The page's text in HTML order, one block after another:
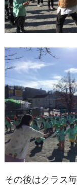
その後はクラス